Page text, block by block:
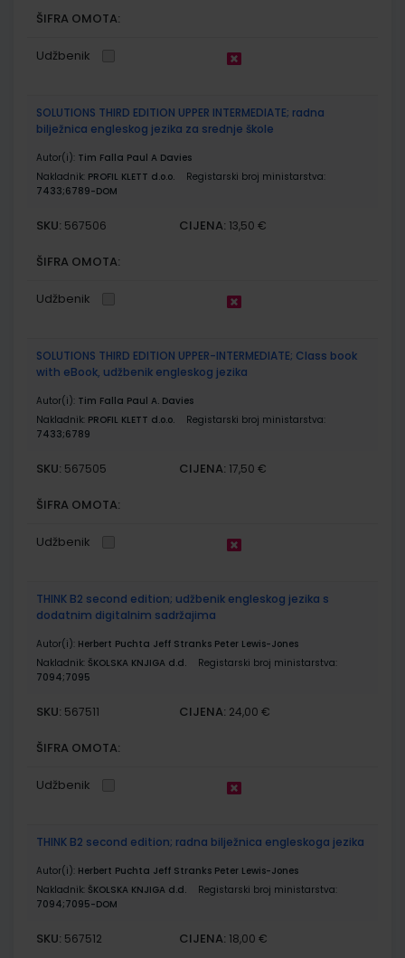
ŠIFRA OMOTA:
Udžbenik
SOLUTIONS THIRD EDITION UPPER INTERMEDIATE; radna
bilježnica engleskog jezika za srednje škole
Autor(i): Tim Falla Paul A Davies
Nakladnik: PROFIL KLETT d.o.o.
Registarski broj ministarstva:
7433;6789-DOM
SKU: 567506 CIJENA: 13,50 €
ŠIFRA OMOTA:
Udžbenik
SOLUTIONS THIRD EDITION UPPER-INTERMEDIATE; Class book
with eBook, udžbenik engleskog jezika
Autor(i): Tim Falla Paul A. Davies
Nakladnik: PROFIL KLETT d.o.o.
Registarski broj ministarstva:
7433;6789
SKU: 567505 CIJENA: 17,50 €
ŠIFRA OMOTA:
Udžbenik
THINK B2 second edition; udžbenik engleskog jezika s
dodatnim digitalnim sadržajima
Autor(i): Herbert Puchta Jeff Stranks Peter Lewis-Jones
Nakladnik: ŠKOLSKA KNJIGA d.d.
Registarski broj ministarstva:
7094;7095
SKU: 567511 CIJENA: 24,00 €
ŠIFRA OMOTA:
Udžbenik
THINK B2 second edition; radna bilježnica engleskoga jezika
Autor(i): Herbert Puchta Jeff Stranks Peter Lewis-Jones
Nakladnik: ŠKOLSKA KNJIGA d.d.
Registarski broj ministarstva:
7094;7095-DOM
SKU: 567512 CIJENA: 18,00 €